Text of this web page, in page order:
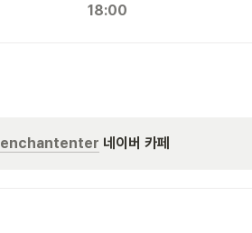
18:00
enchantenter 네이버 카페